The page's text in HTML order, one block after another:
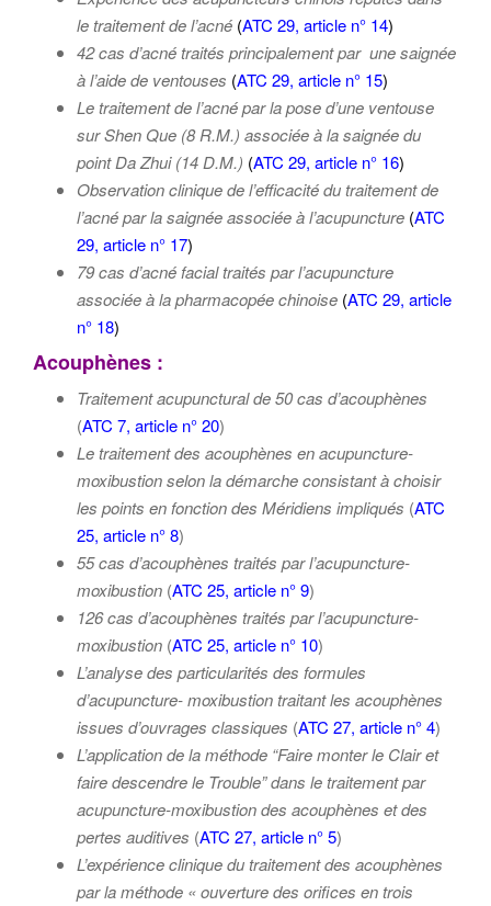
le traitement de l’acné (ATC 29, article n° 14)
42 cas d’acné traités principalement par une saignée
à l’aide de ventouses (ATC 29, article n° 15)
Le traitement de l’acné par la pose d’une ventouse
sur Shen Que (8 R.M.) associée à la saignée du
point Da Zhui (14 D.M.) (ATC 29, article n° 16)
Observation clinique de l’efficacité du traitement de
l’acné par la saignée associée à l’acupuncture (ATC
29, article n° 17)
79 cas d’acné facial traités par l’acupuncture
associée à la pharmacopée chinoise (ATC 29, article
n° 18)
Acouphènes :
Traitement acupunctural de 50 cas d’acouphènes
(ATC 7, article n° 20)
Le traitement des acouphènes en acupuncture-
moxibustion selon la démarche consistant à choisir
les points en fonction des Méridiens impliqués (ATC
25, article n° 8)
55 cas d’acouphènes traités par l’acupuncture-
moxibustion (ATC 25, article n° 9)
126 cas d’acouphènes traités par l’acupuncture-
moxibustion (ATC 25, article n° 10)
L’analyse des particularités des formules
d’acupuncture- moxibustion traitant les acouphènes
issues d’ouvrages classiques (ATC 27, article n° 4)
L’application de la méthode “Faire monter le Clair et
faire descendre le Trouble” dans le traitement par
acupuncture-moxibustion des acouphènes et des
pertes auditives (ATC 27, article n° 5)
L’expérience clinique du traitement des acouphènes
par la méthode « ouverture des orifices en trois